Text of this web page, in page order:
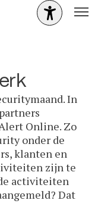
In
Online. Zo
onder de
klanten en
zijn te
activiteiten
Dat